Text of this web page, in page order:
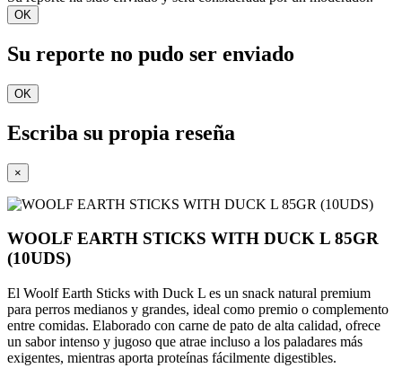
OK
Su reporte no pudo ser enviado
OK
Escriba su propia reseña
×
WOOLF EARTH STICKS WITH DUCK L 85GR
(10UDS)
El Woolf Earth Sticks with Duck L es un snack natural premium
para perros medianos y grandes, ideal como premio o complemento
entre comidas. Elaborado con carne de pato de alta calidad, ofrece
un sabor intenso y jugoso que atrae incluso a los paladares más
exigentes, mientras aporta proteínas fácilmente digestibles.